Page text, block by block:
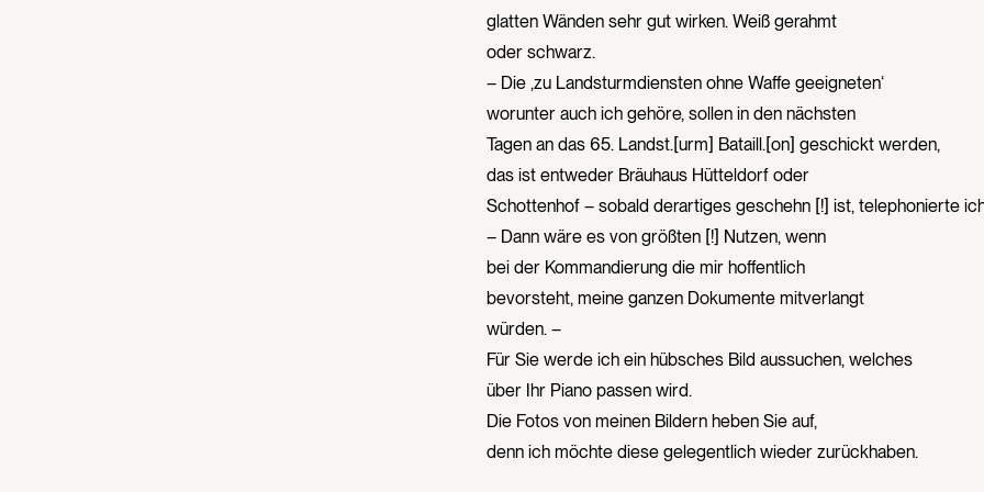
glatten Wänden sehr gut wirken. Weiß gerahmt
oder schwarz.
– Die ‚zu Landsturmdiensten ohne Waffe geeigneten‘
worunter auch ich gehöre, sollen in den nächsten
Tagen an das 65. Landst.[urm] Bataill.[on] geschickt werden,
das ist entweder Bräuhaus Hütteldorf oder
Schottenhof – sobald derartiges geschehn [!] ist, telephonierte
– Dann wäre es von größten [!] Nutzen, wenn
bei der Kommandierung die mir hoffentlich
bevorsteht, meine ganzen Dokumente mitverlangt
würden. –
Für Sie werde ich ein hübsches Bild aussuchen, welches
über Ihr Piano passen wird.
Die Fotos von meinen Bildern heben Sie auf,
denn ich möchte diese gelegentlich wieder zurückhaben.